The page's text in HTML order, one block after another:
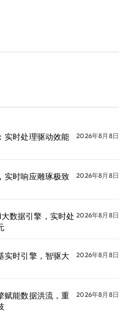
实时处理驱动效能
2026年8月8日
实时响应雕琢极致
2026年8月8日
数据引擎，实时处 2026年8月8日
实时引擎，智驱大
2026年8月8日
赋能数据洪流，重
2026年8月8日